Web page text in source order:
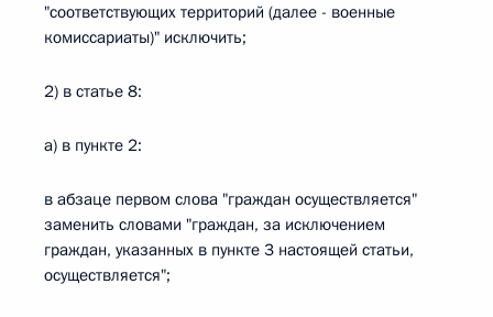
"соответствующих территорий (далее - военные
комиссариаты)" исключить;
2) в статье 8:
а) в пункте 2:
в абзаце первом слова "граждан осуществляется"
заменить словами "граждан, за исключением
граждан, указанных в пункте 3 настоящей статьи,
осуществляется";